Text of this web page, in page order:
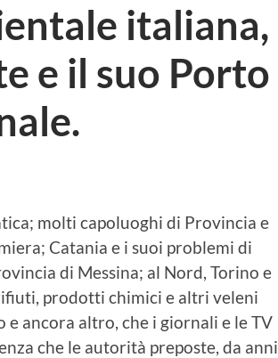
italiana,
e il suo Porto
molti capoluoghi di Provincia e
Catania e i suoi problemi di
di Messina; al Nord, Torino e
prodotti chimici e altri veleni
ancora altro, che i giornali e le TV
che le autorità preposte, da anni